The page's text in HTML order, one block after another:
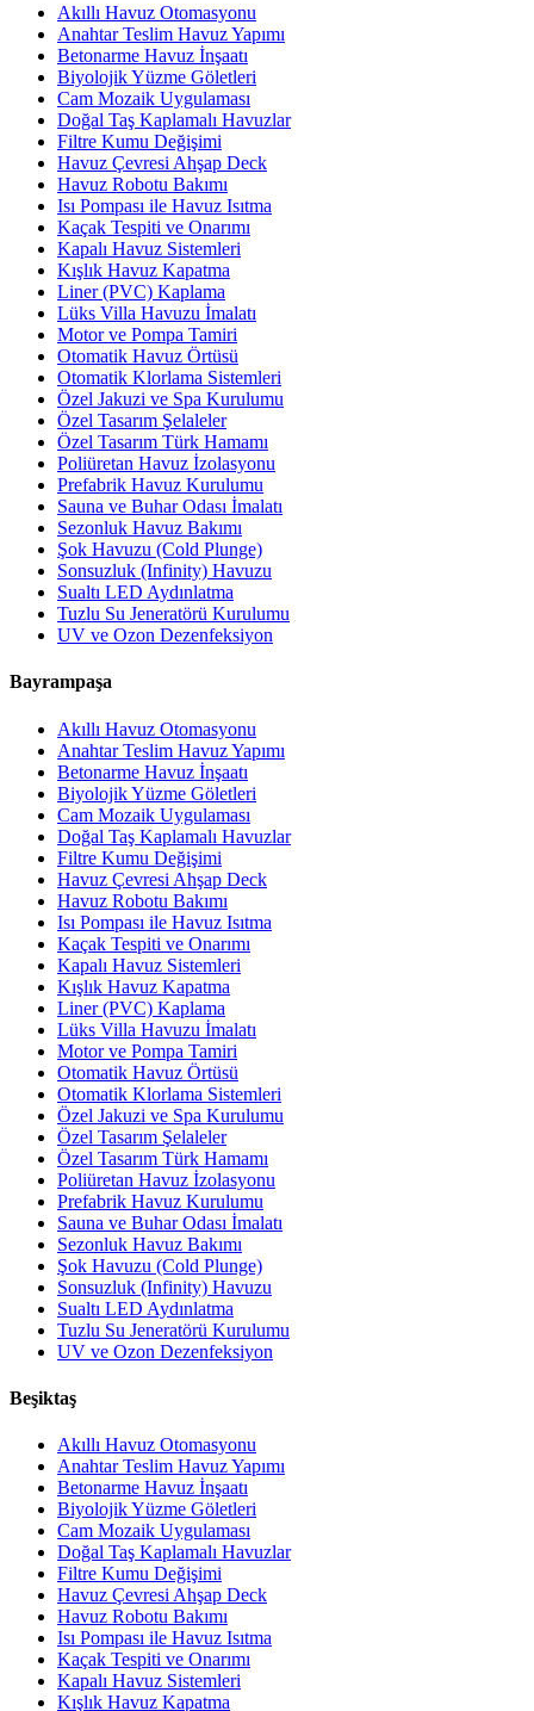
Akıllı Havuz Otomasyonu
Anahtar Teslim Havuz Yapımı
Betonarme Havuz İnşaatı
Biyolojik Yüzme Göletleri
Cam Mozaik Uygulaması
Doğal Taş Kaplamalı Havuzlar
Filtre Kumu Değişimi
Havuz Çevresi Ahşap Deck
Havuz Robotu Bakımı
Isı Pompası ile Havuz Isıtma
Kaçak Tespiti ve Onarımı
Kapalı Havuz Sistemleri
Kışlık Havuz Kapatma
Liner (PVC) Kaplama
Lüks Villa Havuzu İmalatı
Motor ve Pompa Tamiri
Otomatik Havuz Örtüsü
Otomatik Klorlama Sistemleri
Özel Jakuzi ve Spa Kurulumu
Özel Tasarım Şelaleler
Özel Tasarım Türk Hamamı
Poliüretan Havuz İzolasyonu
Prefabrik Havuz Kurulumu
Sauna ve Buhar Odası İmalatı
Sezonluk Havuz Bakımı
Şok Havuzu (Cold Plunge)
Sonsuzluk (Infinity) Havuzu
Sualtı LED Aydınlatma
Tuzlu Su Jeneratörü Kurulumu
UV ve Ozon Dezenfeksiyon
Bayrampaşa
Akıllı Havuz Otomasyonu
Anahtar Teslim Havuz Yapımı
Betonarme Havuz İnşaatı
Biyolojik Yüzme Göletleri
Cam Mozaik Uygulaması
Doğal Taş Kaplamalı Havuzlar
Filtre Kumu Değişimi
Havuz Çevresi Ahşap Deck
Havuz Robotu Bakımı
Isı Pompası ile Havuz Isıtma
Kaçak Tespiti ve Onarımı
Kapalı Havuz Sistemleri
Kışlık Havuz Kapatma
Liner (PVC) Kaplama
Lüks Villa Havuzu İmalatı
Motor ve Pompa Tamiri
Otomatik Havuz Örtüsü
Otomatik Klorlama Sistemleri
Özel Jakuzi ve Spa Kurulumu
Özel Tasarım Şelaleler
Özel Tasarım Türk Hamamı
Poliüretan Havuz İzolasyonu
Prefabrik Havuz Kurulumu
Sauna ve Buhar Odası İmalatı
Sezonluk Havuz Bakımı
Şok Havuzu (Cold Plunge)
Sonsuzluk (Infinity) Havuzu
Sualtı LED Aydınlatma
Tuzlu Su Jeneratörü Kurulumu
UV ve Ozon Dezenfeksiyon
Beşiktaş
Akıllı Havuz Otomasyonu
Anahtar Teslim Havuz Yapımı
Betonarme Havuz İnşaatı
Biyolojik Yüzme Göletleri
Cam Mozaik Uygulaması
Doğal Taş Kaplamalı Havuzlar
Filtre Kumu Değişimi
Havuz Çevresi Ahşap Deck
Havuz Robotu Bakımı
Isı Pompası ile Havuz Isıtma
Kaçak Tespiti ve Onarımı
Kapalı Havuz Sistemleri
Kışlık Havuz Kapatma